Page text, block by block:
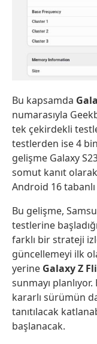
Bu kapsamda
numarasıyla
tek çekirdekli
testlerden ise 4
gelişme Galaxy
somut kanıt
Android 16
Bu gelişme,
testlerine
farklı bir strateji
güncellemeyi ilk
yerine Galaxy Z
sunmayı
kararlı sürümün
tanıtılacak
başlanacak.